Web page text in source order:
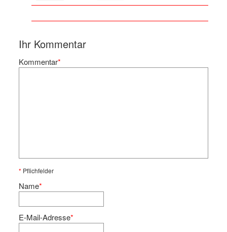
Ihr Kommentar
Kommentar*
* Pflichfelder
Name*
E-Mail-Adresse*